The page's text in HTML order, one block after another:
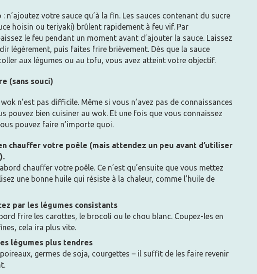
: n’ajoutez votre sauce qu’à la fin. Les sauces contenant du sucre
hoisin ou teriyaki) brûlent rapidement à feu vif. Par
le feu pendant un moment avant d’ajouter la sauce. Laissez
légèrement, puis faites frire brièvement. Dès que la sauce
aux légumes ou au tofu, vous avez atteint votre objectif.
(sans souci)
n’est pas difficile. Même si vous n’avez pas de connaissances
pouvez bien cuisiner au wok. Et une fois que vous connaissez
pouvez faire n’importe quoi.
chauffer votre poêle (mais attendez un peu avant d’utiliser
chauffer votre poêle. Ce n’est qu’ensuite que vous mettez
une bonne huile qui résiste à la chaleur, comme l’huile de
par les légumes consistants
frire les carottes, le brocoli ou le chou blanc. Coupez-les en
cela ira plus vite.
légumes plus tendres
germes de soja, courgettes – il suffit de les faire revenir